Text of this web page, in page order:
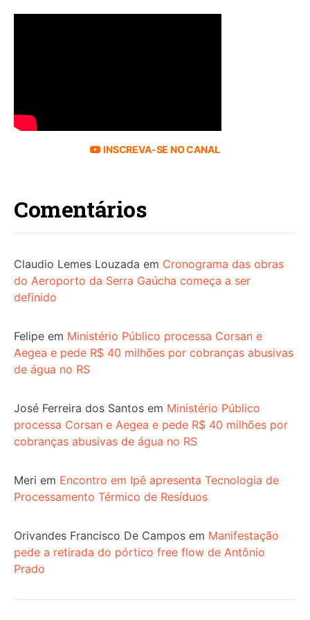
INSCREVA-SE NO CANAL
Comentários
Claudio Lemes Louzada em Cronograma das obras
do Aeroporto da Serra Gaúcha começa a ser
definido
Felipe em Ministério Público processa Corsan e
Aegea e pede R$ 40 milhões por cobranças abusivas
de água no RS
José Ferreira dos Santos em Ministério Público
processa Corsan e Aegea e pede R$ 40 milhões por
cobranças abusivas de água no RS
Meri em Encontro em Ipê apresenta Tecnologia de
Processamento Térmico de Resíduos
Orivandes Francisco De Campos em Manifestação
pede a retirada do pórtico free flow de Antônio
Prado